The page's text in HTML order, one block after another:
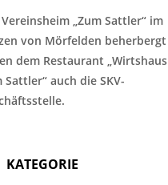
Vereinsheim „Zum Sattler“ im
von Mörfelden beherbergt
dem Restaurant „Wirtshaus
Sattler“ auch die SKV-
KATEGORIE